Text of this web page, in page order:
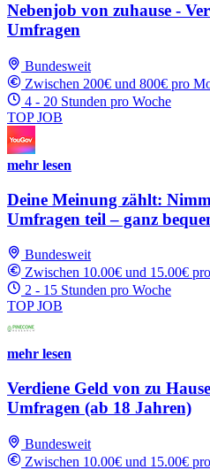
Nebenjob von zuhause -
Umfragen
Bundesweit
Zwischen 200€ und 800€ pro
4 - 20 Stunden pro Woche
TOP JOB
mehr lesen
Deine Meinung zählt:
Umfragen teil – ganz
Bundesweit
Zwischen 10.00€ und 15.00€
2 - 15 Stunden pro Woche
TOP JOB
mehr lesen
Verdiene Geld von zu
Umfragen (ab 18 Jahren)
Bundesweit
Zwischen 10.00€ und 15.00€